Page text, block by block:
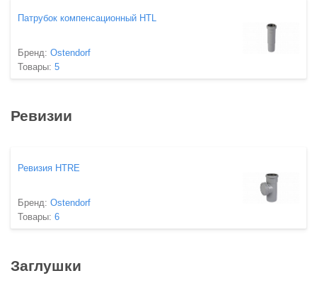
Патрубок компенсационный HTL
Бренд: Ostendorf
Товары: 5
Ревизии
Ревизия HTRE
Бренд: Ostendorf
Товары: 6
Заглушки